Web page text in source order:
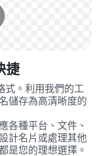
捷
式。利用我們的工
儲存為高清晰度的
各種平台、文件、
計名片或處理其他
是您的理想選擇。